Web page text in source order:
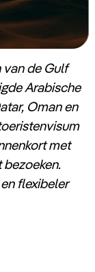
van de Gulf
Arabische
Oman en
met
bezoeken.
flexibeler